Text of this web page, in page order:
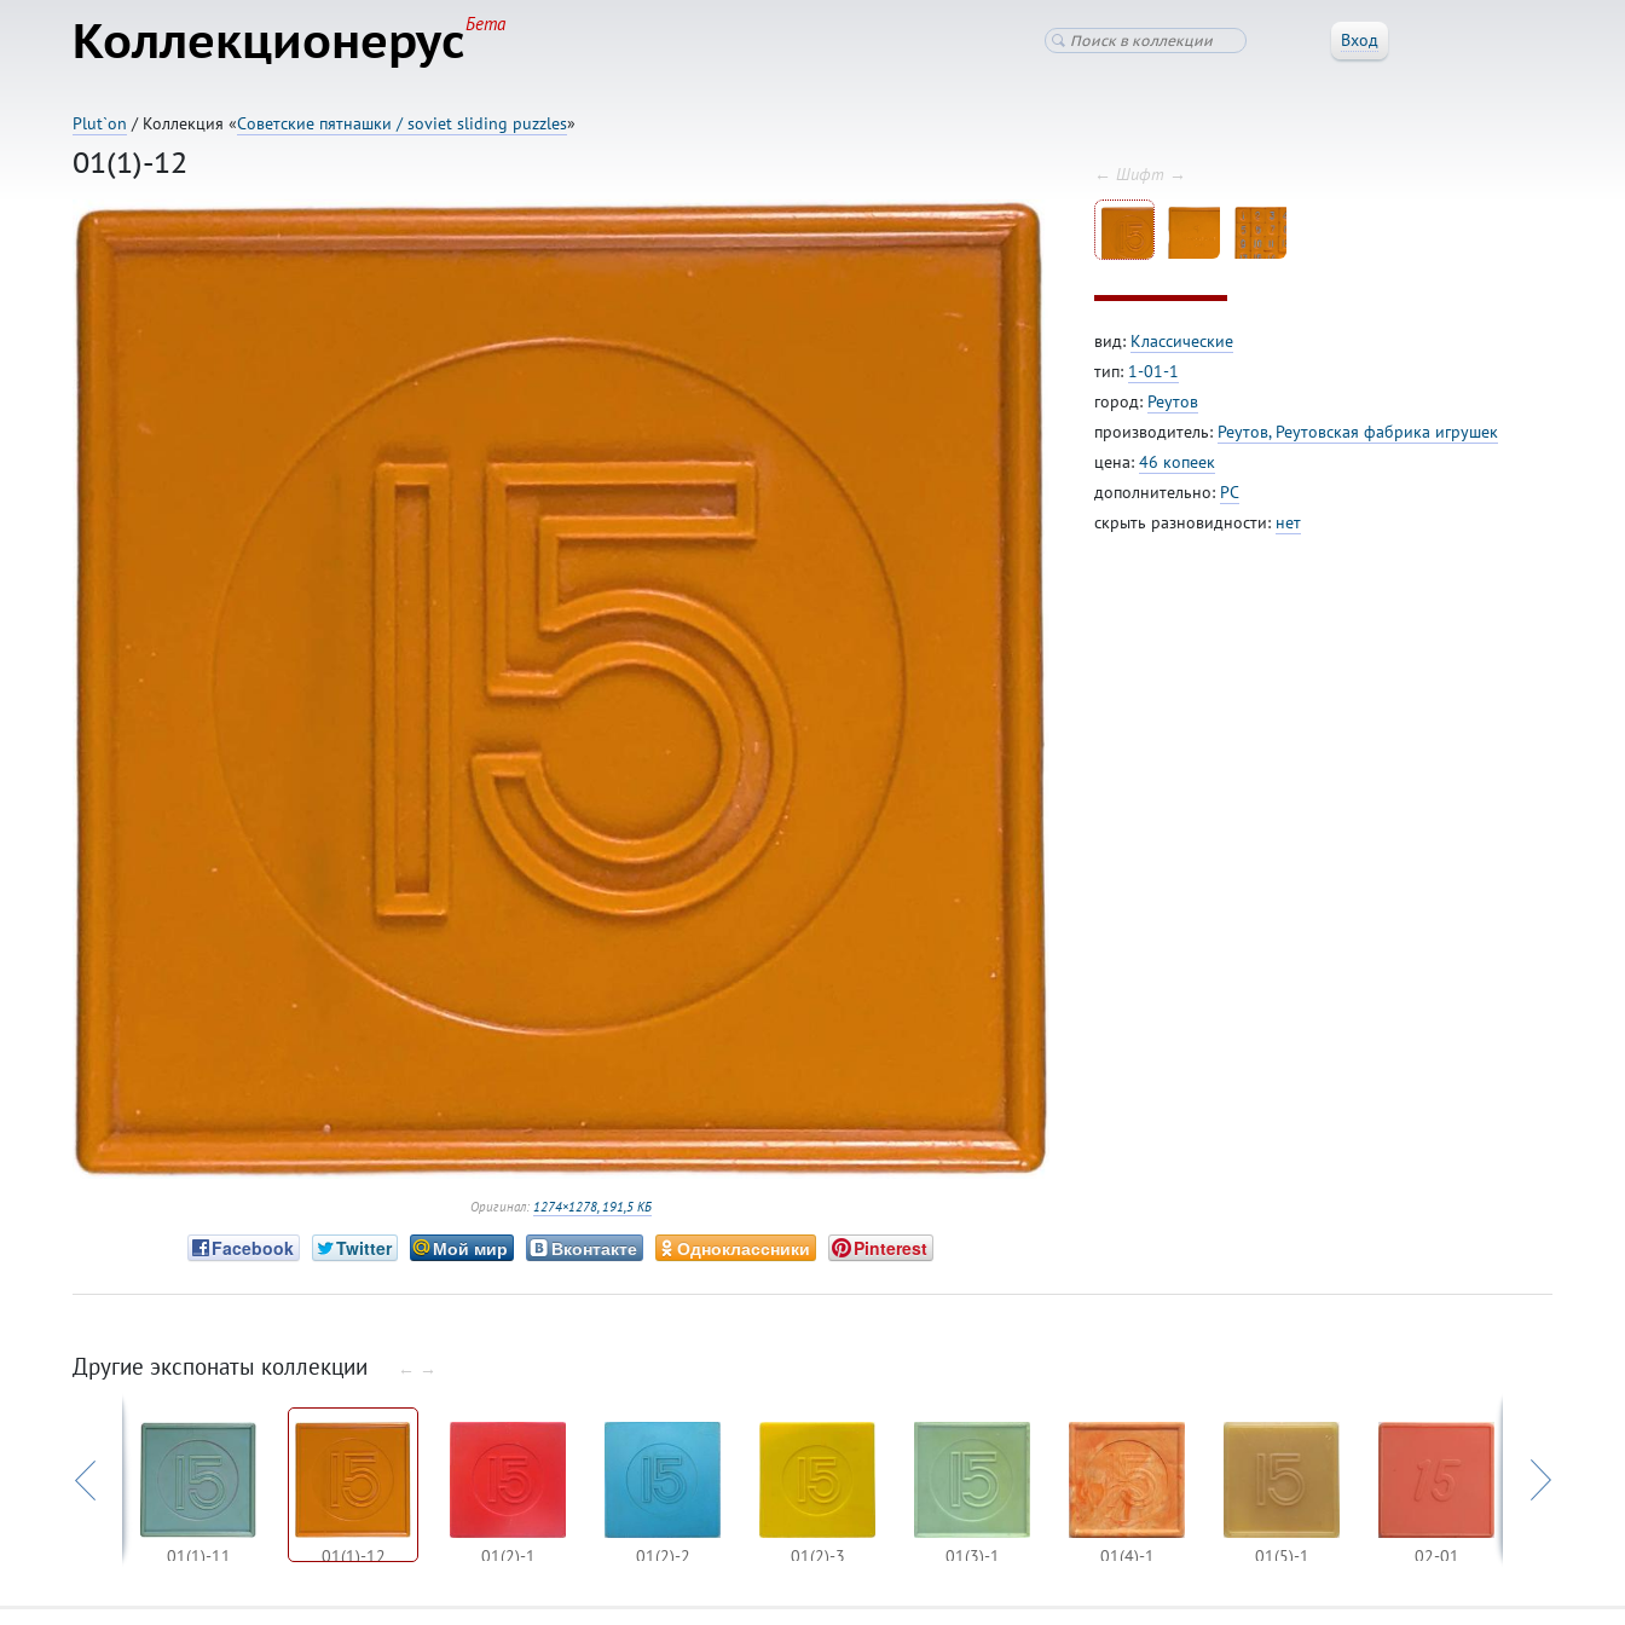
КоллекционерусБета
Вход
Plut`on / Коллекция «Советские пятнашки / soviet sliding puzzles»
01(1)-12
Оригинал: 1274×1278, 191,5 КБ
Facebook Twitter Мой мир Вконтакте Одноклассники Pinterest
← Шифт →
вид: Классические
тип: 1-01-1
город: Реутов
производитель: Реутов, Реутовская фабрика игрушек
цена: 46 копеек
дополнительно: PC
скрыть разновидности: нет
Другие экспонаты коллекции ← →
01(1)-11 01(1)-12 01(2)-1 01(2)-2 01(2)-3 01(3)-1 01(4)-1 01(5)-1 02-01